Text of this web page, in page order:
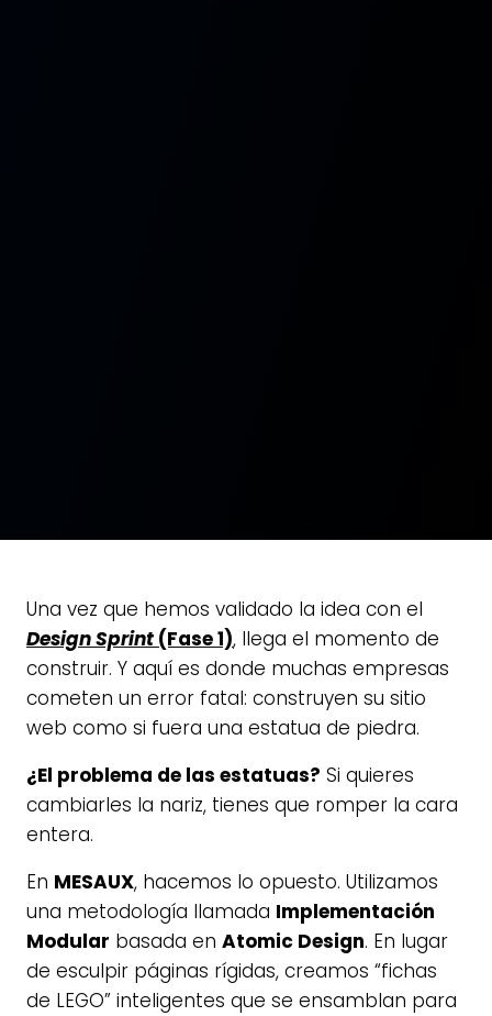
Una vez que hemos validado la idea con el
Design Sprint (Fase 1), llega el momento de
construir. Y aquí es donde muchas empresas
cometen un error fatal: construyen su sitio
web como si fuera una estatua de piedra.
¿El problema de las estatuas? Si quieres
cambiarles la nariz, tienes que romper la cara
entera.
En MESAUX, hacemos lo opuesto. Utilizamos
una metodología llamada Implementación
Modular basada en Atomic Design. En lugar
de esculpir páginas rígidas, creamos “fichas
de LEGO” inteligentes que se ensamblan para